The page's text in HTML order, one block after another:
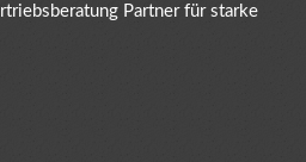
Partner für starke